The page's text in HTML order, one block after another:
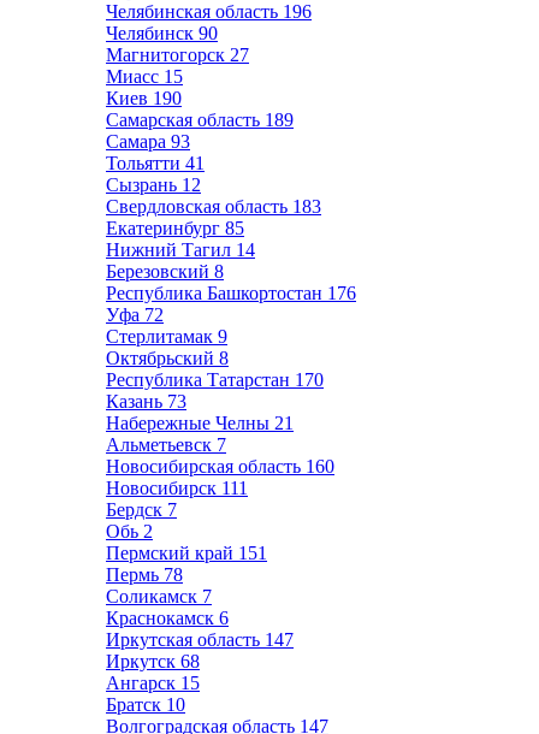
Челябинская область 196
Челябинск 90
Магнитогорск 27
Миасс 15
Киев 190
Самарская область 189
Самара 93
Тольятти 41
Сызрань 12
Свердловская область 183
Екатеринбург 85
Нижний Тагил 14
Березовский 8
Республика Башкортостан 176
Уфа 72
Стерлитамак 9
Октябрьский 8
Республика Татарстан 170
Казань 73
Набережные Челны 21
Альметьевск 7
Новосибирская область 160
Новосибирск 111
Бердск 7
Обь 2
Пермский край 151
Пермь 78
Соликамск 7
Краснокамск 6
Иркутская область 147
Иркутск 68
Ангарск 15
Братск 10
Волгоградская область 147